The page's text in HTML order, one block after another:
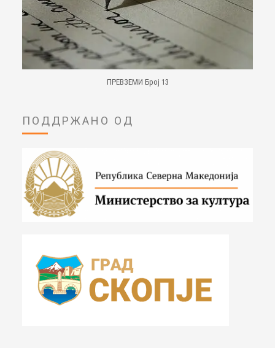
ПРЕВЗЕМИ Број 13
ПОДДРЖАНО ОД